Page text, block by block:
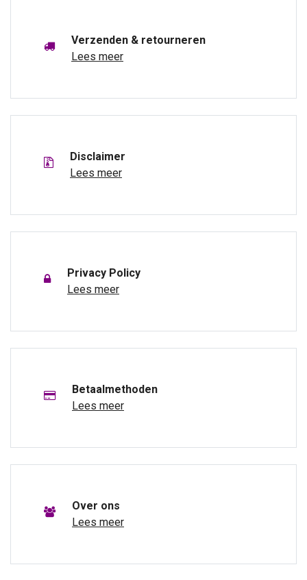
Verzenden & retourneren
Lees meer
Disclaimer
Lees meer
Privacy Policy
Lees meer
Betaalmethoden
Lees meer
Over ons
Lees meer